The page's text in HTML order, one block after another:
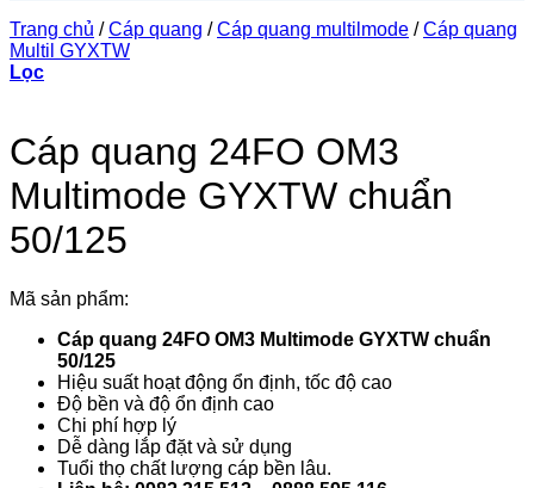
Trang chủ / Cáp quang / Cáp quang multilmode / Cáp quang
Multil GYXTW
Lọc
Cáp quang 24FO OM3
Multimode GYXTW chuẩn
50/125
Mã sản phẩm:
Cáp quang 24FO OM3 Multimode GYXTW chuẩn
50/125
Hiệu suất hoạt động ổn định, tốc độ cao
Độ bền và độ ổn định cao
Chi phí hợp lý
Dễ dàng lắp đặt và sử dụng
Tuổi thọ chất lượng cáp bền lâu.